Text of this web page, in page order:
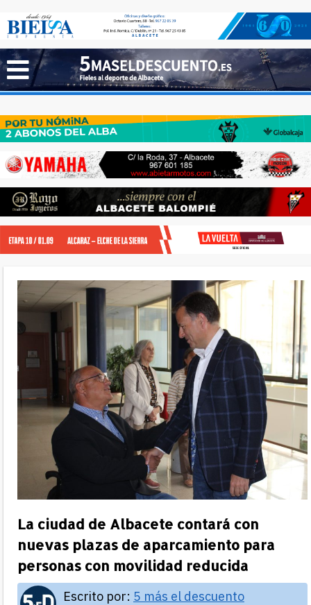
La ciudad de Albacete contará con
nuevas plazas de aparcamiento para
personas con movilidad reducida
Escrito por: 5 más el descuento